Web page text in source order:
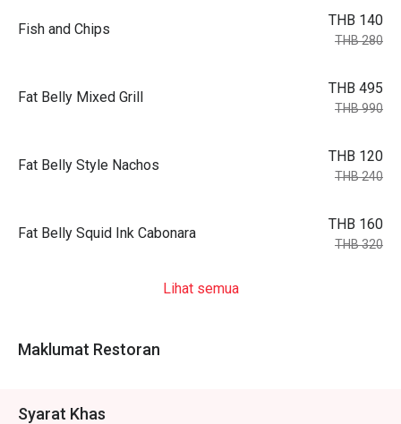
Fish and Chips
THB 140
THB 280
Fat Belly Mixed Grill
THB 495
THB 990
Fat Belly Style Nachos
THB 120
THB 240
Fat Belly Squid Ink Cabonara
THB 160
THB 320
Lihat semua
Maklumat Restoran
Syarat Khas